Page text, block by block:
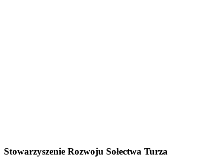
Stowarzyszenie Rozwoju Sołectwa Turza